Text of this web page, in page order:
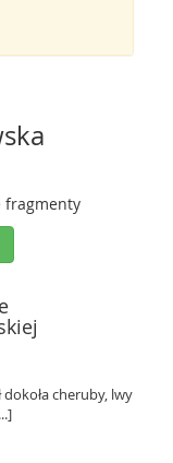
fragmenty
cheruby, lwy